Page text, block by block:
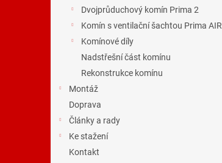
Dvojprůduchový komín Prima 2
Komín s ventilační šachtou Prima AIR
Komínové díly
Nadstřešní část komínu
Rekonstrukce komínu
Montáž
Doprava
Články a rady
Ke stažení
Kontakt